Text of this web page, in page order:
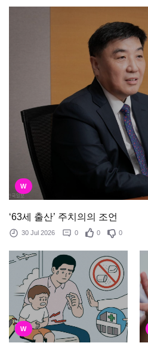
W
‘63세 출산’ 주치의의 조언
30 Jul 2026 0 0 0
W